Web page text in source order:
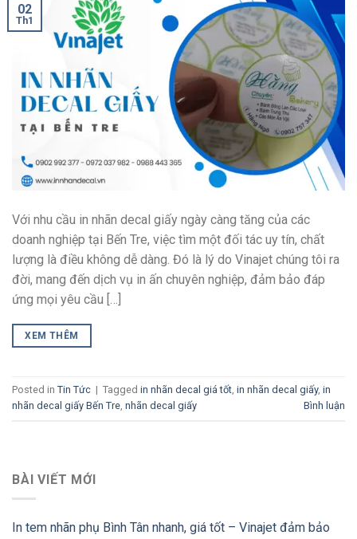
02
Th1
Với nhu cầu in nhãn decal giấy ngày càng tăng của các
doanh nghiệp tại Bến Tre, việc tìm một đối tác uy tín, chất
lượng là điều không dễ dàng. Đó là lý do Vinajet chúng tôi ra
đời, mang đến dịch vụ in ấn chuyên nghiệp, đảm bảo đáp
ứng mọi yêu cầu […]
XEM THÊM
Posted in Tin Tức | Tagged in nhãn decal giá tốt, in nhãn decal giấy, in
nhãn decal giấy Bến Tre, nhãn decal giấy Bình luận
BÀI VIẾT MỚI
In tem nhãn phụ Bình Tân nhanh, giá tốt – Vinajet đảm bảo